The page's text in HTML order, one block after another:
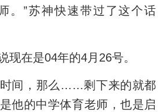
。”苏神快速带过了这个话
现在是04年的4月26号。
时间，那么……剩下来的就都
他的中学体育老师，也是启